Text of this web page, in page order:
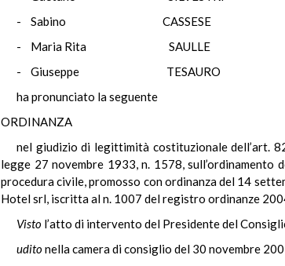
- Sabino
- Maria Rita
- Giuseppe
ha pronunciato la seguente
ORDINANZA
nel giudizio di legittimità costituzionale dell’art.
legge 27 novembre 1933, n. 1578,
procedura civile, promosso con ordinanza del 14
Hotel srl, iscritta al n. 1007 del registro ordinanze
Visto l’atto di intervento del Presidente del
uditonella camera di consiglio del 30 novembre